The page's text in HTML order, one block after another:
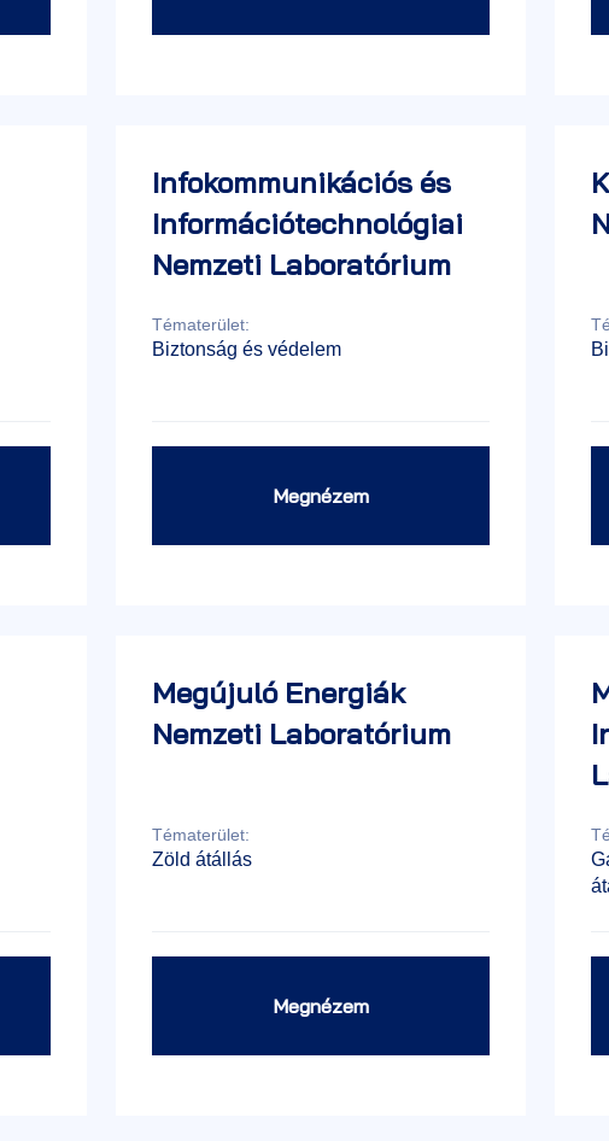
Infokommunikációs és
Információtechnológiai
Nemzeti Laboratórium
Tématerület:
Biztonság és védelem
Megnézem
Megújuló Energiák
Nemzeti Laboratórium
Tématerület:
Zöld átállás
Megnézem